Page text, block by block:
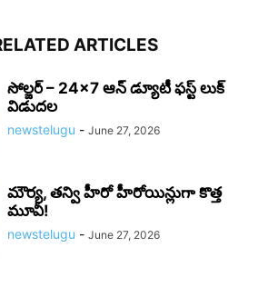
ARTICLES
సోల్జర్ – 24×7 ఆన్ డ్యూటీ ఫస్ట్ లుక్
విడుదల
newstelugu - June 27, 2026
మౌర్య‌, త‌న్వి హీరో హీరోయిన్లుగా కొత్త
మూవీ!
newstelugu - June 27, 2026